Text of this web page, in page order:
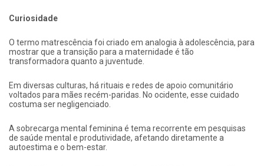
Curiosidade
O termo matrescência foi criado em analogia à adolescência, para
mostrar que a transição para a maternidade é tão
transformadora quanto a juventude.
Em diversas culturas, há rituais e redes de apoio comunitário
voltados para mães recém-paridas. No ocidente, esse cuidado
costuma ser negligenciado.
A sobrecarga mental feminina é tema recorrente em pesquisas
de saúde mental e produtividade, afetando diretamente a
autoestima e o bem-estar.